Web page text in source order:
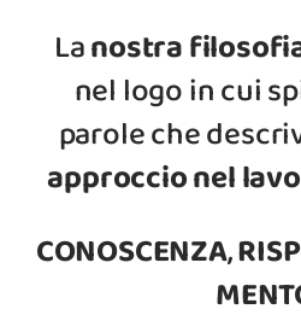
Lanostra
nel logo in cui
parole che
approccio nel
CONOSCENZA,